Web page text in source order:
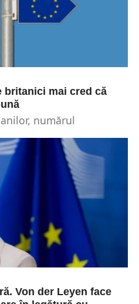
britanici mai cred că
numărul
Von der Leyen face